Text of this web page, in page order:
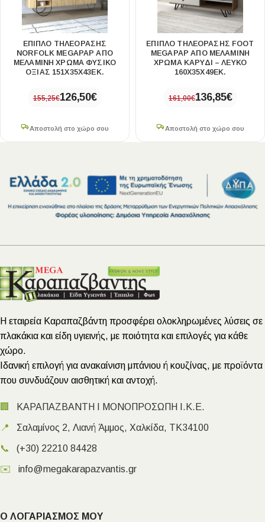
ΈΠΙΠΛΟ ΤΗΛΕΌΡΑΣΗΣ
NORFOLK MEGAPAP ΑΠΌ
ΜΕΛΑΜΊΝΗ ΧΡΏΜΑ ΦΥΣΙΚΌ
ΟΞΙΆΣ 151X35X43ΕΚ.
155,25€126,50€
Αποστολή στο χώρο σου
ΈΠΙΠΛΟ ΤΗΛΕΌΡΑΣΗΣ FOOT
MEGAPAP ΑΠΌ ΜΕΛΑΜΊΝΗ
ΧΡΏΜΑ ΚΑΡΥΔΊ – ΛΕΥΚΌ
160X35X49ΕΚ.
161,00€136,85€
Αποστολή στο χώρο σου
Η εταιρεία Καραπαζβάντη προσφέρει ολοκληρωμένες λύσεις σε
πλακάκια και είδη υγιεινής, με ποιότητα και επιλογές για κάθε
χώρο.
Ιδανική επιλογή για ανακαίνιση μπάνιου ή κουζίνας, με προϊόντα
που συνδυάζουν αισθητική και αντοχή.
🏢 ΚΑΡΑΠΑΖΒΑΝΤΗ Ι ΜΟΝΟΠΡΟΣΩΠΗ Ι.Κ.Ε.
📍 Σαλαμίνος 2, Λιανή Άμμος, Χαλκίδα, ΤΚ34100
📞 (+30) 22210 84428
✉️ info@megakarapazvantis.gr
Ο ΛΟΓΑΡΙΑΣΜΟΣ ΜΟΥ